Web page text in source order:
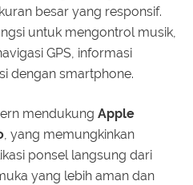
besar yang responsif.
untuk mengontrol musik,
GPS, informasi
dengan smartphone.
mendukung Apple
, yang memungkinkan
ponsel langsung dari
yang lebih aman dan